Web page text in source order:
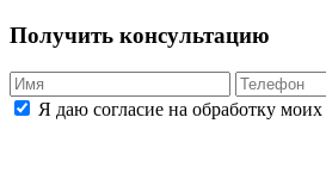
Получить консультацию
Я даю согласие на обработку моих